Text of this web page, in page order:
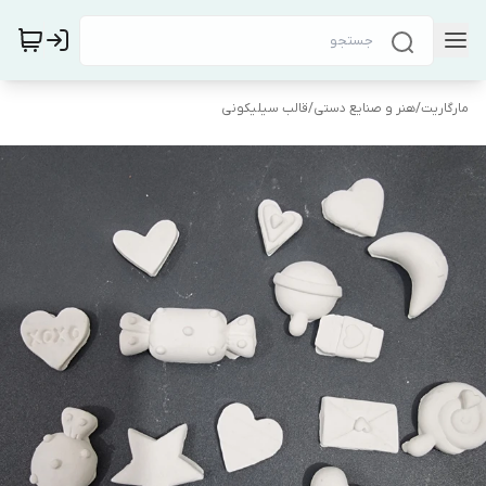
مارگاریت/هنر و صنایع دستی/قالب سیلیکونی